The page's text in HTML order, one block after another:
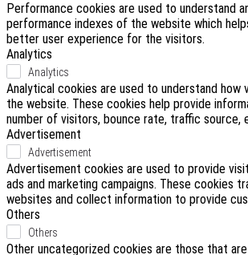
Performance cookies are used to understand
performance indexes of the website which
better user experience for the visitors.
Analytics
Analytics
Analytical cookies are used to understand
the website. These cookies help provide
number of visitors, bounce rate, traffic source,
Advertisement
Advertisement
Advertisement cookies are used to provide
ads and marketing campaigns. These cookies
websites and collect information to provide
Others
Others
Other uncategorized cookies are those that are